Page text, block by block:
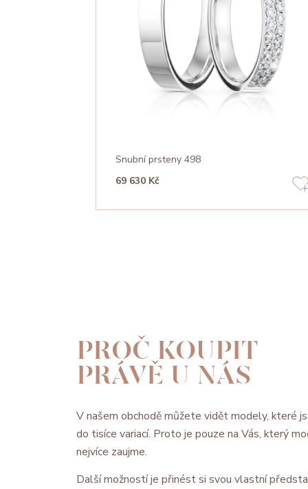
Snubní prsteny 498
69 630 Kč
PROČ KOUPIT
PRÁVĚ U NÁS
V našem obchodě můžete vidět modely, které
do tisíce variací. Proto je pouze na Vás, který
nejvíce zaujme.
Další možností je přinést si svou vlastní